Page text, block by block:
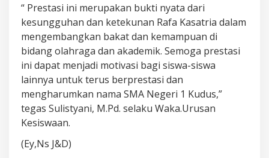
“ Prestasi ini merupakan bukti nyata dari
kesungguhan dan ketekunan Rafa Kasatria dalam
mengembangkan bakat dan kemampuan di
bidang olahraga dan akademik. Semoga prestasi
ini dapat menjadi motivasi bagi siswa-siswa
lainnya untuk terus berprestasi dan
mengharumkan nama SMA Negeri 1 Kudus,”
tegas Sulistyani, M.Pd. selaku Waka.Urusan
Kesiswaan.
(Ey,Ns J&D)